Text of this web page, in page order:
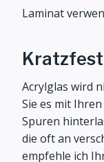
Laminat
Acrylglas wird
Sie es mit
Spuren
die oft an
empfehle ich